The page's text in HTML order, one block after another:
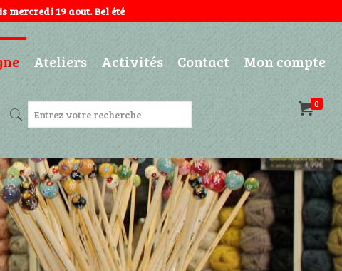
mercredi 19 aout. Bel été
Ateliers Activités Contact Mon compte
0